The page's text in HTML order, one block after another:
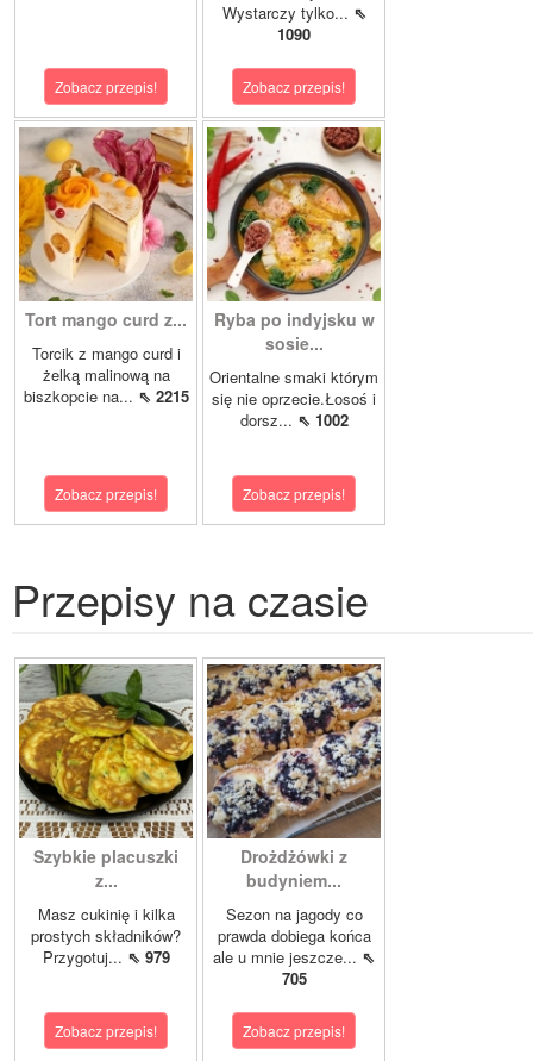
Zobacz przepis!
Wystarczy tylko... ⇖
1090
Zobacz przepis!
Tort mango curd z...
Torcik z mango curd i
żelką malinową na
biszkopcie na... ⇖ 2215
Zobacz przepis!
Ryba po indyjsku w
sosie...
Orientalne smaki którym
się nie oprzecie.Łosoś i
dorsz... ⇖ 1002
Zobacz przepis!
Przepisy na czasie
Szybkie placuszki
z...
Masz cukinię i kilka
prostych składników?
Przygotuj... ⇖ 979
Zobacz przepis!
Drożdżówki z
budyniem...
Sezon na jagody co
prawda dobiega końca
ale u mnie jeszcze... ⇖
705
Zobacz przepis!